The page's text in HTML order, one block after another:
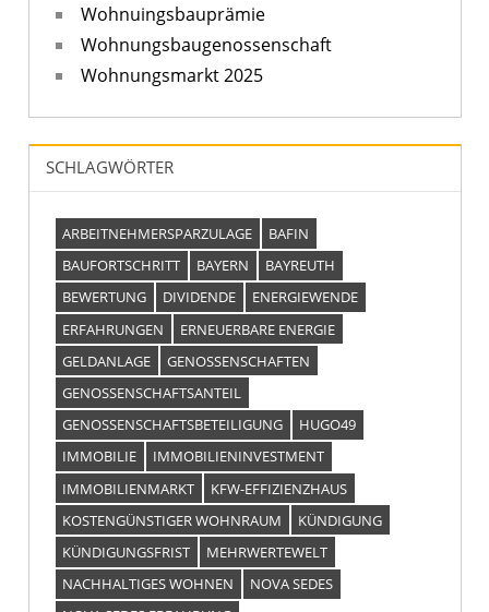
Wohnuingsbauprämie
Wohnungsbaugenossenschaft
Wohnungsmarkt 2025
SCHLAGWÖRTER
ARBEITNEHMERSPARZULAGE
BAFIN
BAUFORTSCHRITT
BAYERN
BAYREUTH
BEWERTUNG
DIVIDENDE
ENERGIEWENDE
ERFAHRUNGEN
ERNEUERBARE ENERGIE
GELDANLAGE
GENOSSENSCHAFTEN
GENOSSENSCHAFTSANTEIL
GENOSSENSCHAFTSBETEILIGUNG
HUGO49
IMMOBILIE
IMMOBILIENINVESTMENT
IMMOBILIENMARKT
KFW-EFFIZIENZHAUS
KOSTENGÜNSTIGER WOHNRAUM
KÜNDIGUNG
KÜNDIGUNGSFRIST
MEHRWERTEWELT
NACHHALTIGES WOHNEN
NOVA SEDES